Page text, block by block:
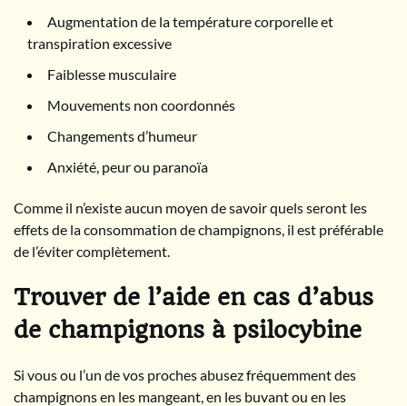
Augmentation de la température corporelle et
transpiration excessive
Faiblesse musculaire
Mouvements non coordonnés
Changements d’humeur
Anxiété, peur ou paranoïa
Comme il n’existe aucun moyen de savoir quels seront les
effets de la consommation de champignons, il est préférable
de l’éviter complètement.
Trouver de l’aide en cas d’abus
de champignons à psilocybine
Si vous ou l’un de vos proches abusez fréquemment des
champignons en les mangeant, en les buvant ou en les